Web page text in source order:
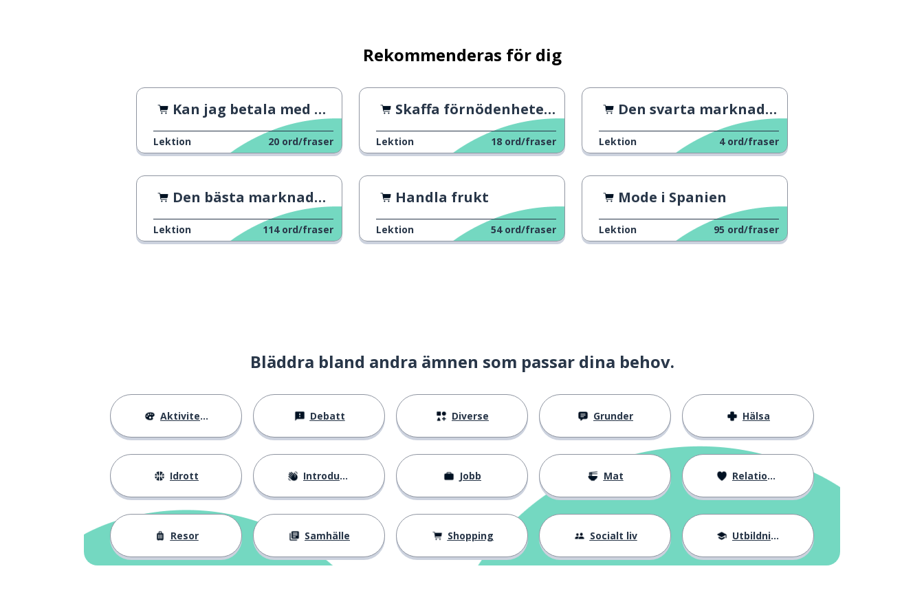
Rekommenderas för dig
Kan jag betala med kort? 2
Lektion 20 ord/fraser
Skaffa förnödenheter 2
Lektion 18 ord/fraser
Den svarta marknaden
Lektion 4 ord/fraser
Den bästa marknaden i Valencia
Lektion 114 ord/fraser
Handla frukt
Lektion 54 ord/fraser
Mode i Spanien
Lektion 95 ord/fraser
Bläddra bland andra ämnen som passar dina behov.
Aktiviteter Debatt Diverse Grunder Hälsa
Idrott Introduktion Jobb Mat Relationer
Resor Samhälle Shopping Socialt liv Utbildning